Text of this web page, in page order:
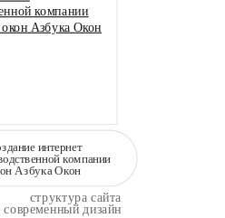
интернет
компании
Азбука Окон
структура сайта
современный дизайн